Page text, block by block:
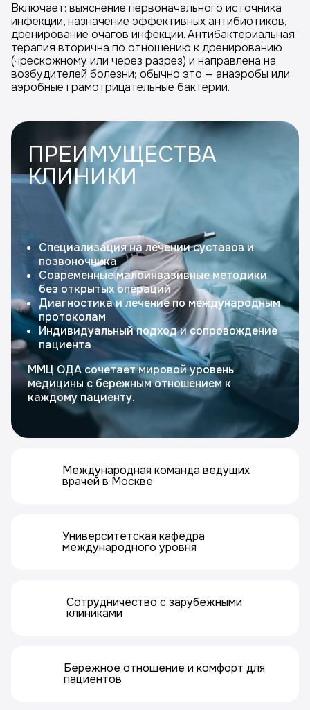
Включает: выяснение первоначального источника
инфекции, назначение эффективных антибиотиков,
дренирование очагов инфекции. Антибактериальная
терапия вторична по отношению к дренированию
(чрескожному или через разрез) и направлена на
возбудителей болезни; обычно это — анаэробы или
аэробные грамотрицательные бактерии.
ПРЕИМУЩЕСТВА
КЛИНИКИ
Специализация на лечении суставов и
позвоночника
Современные малоинвазивные методики
без открытых операций
Диагностика и лечение по международным
протоколам
Индивидуальный подход и сопровождение
пациента
ММЦ ОДА сочетает мировой уровень
медицины с бережным отношением к
каждому пациенту.
Международная команда ведущих
врачей в Москве
Университетская кафедра
международного уровня
Сотрудничество с зарубежными
клиниками
Бережное отношение и комфорт для
пациентов